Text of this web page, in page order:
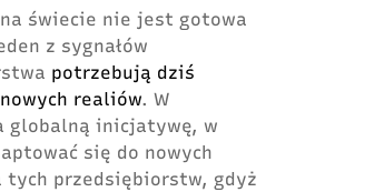
na świecie nie jest gotowa
z sygnałów
potrzebują dziś
realiów. W
globalną inicjatywę, w
się do nowych
tych przedsiębiorstw, gdyż